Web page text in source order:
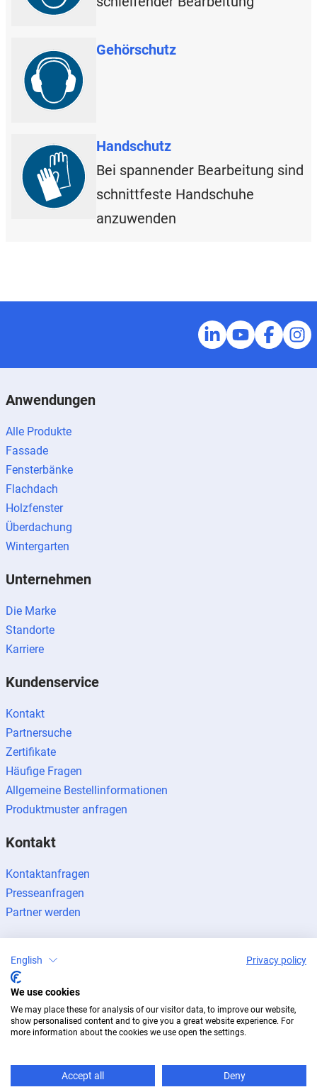
Gehörschutz
Handschutz
Bei spannender Bearbeitung sind
schnittfeste Handschuhe
anzuwenden
Anwendungen
Alle Produkte
Fassade
Fensterbänke
Flachdach
Holzfenster
Überdachung
Wintergarten
Unternehmen
Die Marke
Standorte
Karriere
Kundenservice
Kontakt
Partnersuche
Zertifikate
Häufige Fragen
Allgemeine Bestellinformationen
Produktmuster anfragen
Kontakt
Kontaktanfragen
Presseanfragen
Partner werden
ImpressumDatenschutz
© 2026 BUG Aluminium-Systeme
English Privacy policy
We use cookies
We may place these for analysis of our visitor data, to improve our website,
show personalised content and to give you a great website experience. For
more information about the cookies we use open the settings.
Accept all Deny